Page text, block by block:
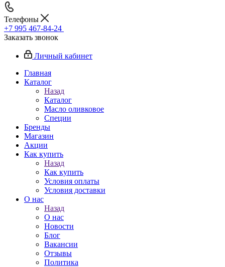
Телефоны
+7 995 467‑84‑24
Заказать звонок
Личный кабинет
Главная
Каталог
Назад
Каталог
Масло оливковое
Специи
Бренды
Магазин
Акции
Как купить
Назад
Как купить
Условия оплаты
Условия доставки
О нас
Назад
О нас
Новости
Блог
Вакансии
Отзывы
Политика